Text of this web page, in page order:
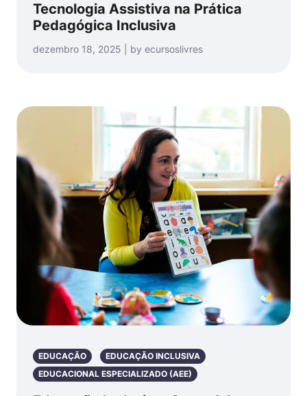
Tecnologia Assistiva na Prática
Pedagógica Inclusiva
dezembro 18, 2025 | by ecursoslivres
EDUCAÇÃO
EDUCAÇÃO INCLUSIVA
EDUCACIONAL ESPECIALIZADO (AEE)